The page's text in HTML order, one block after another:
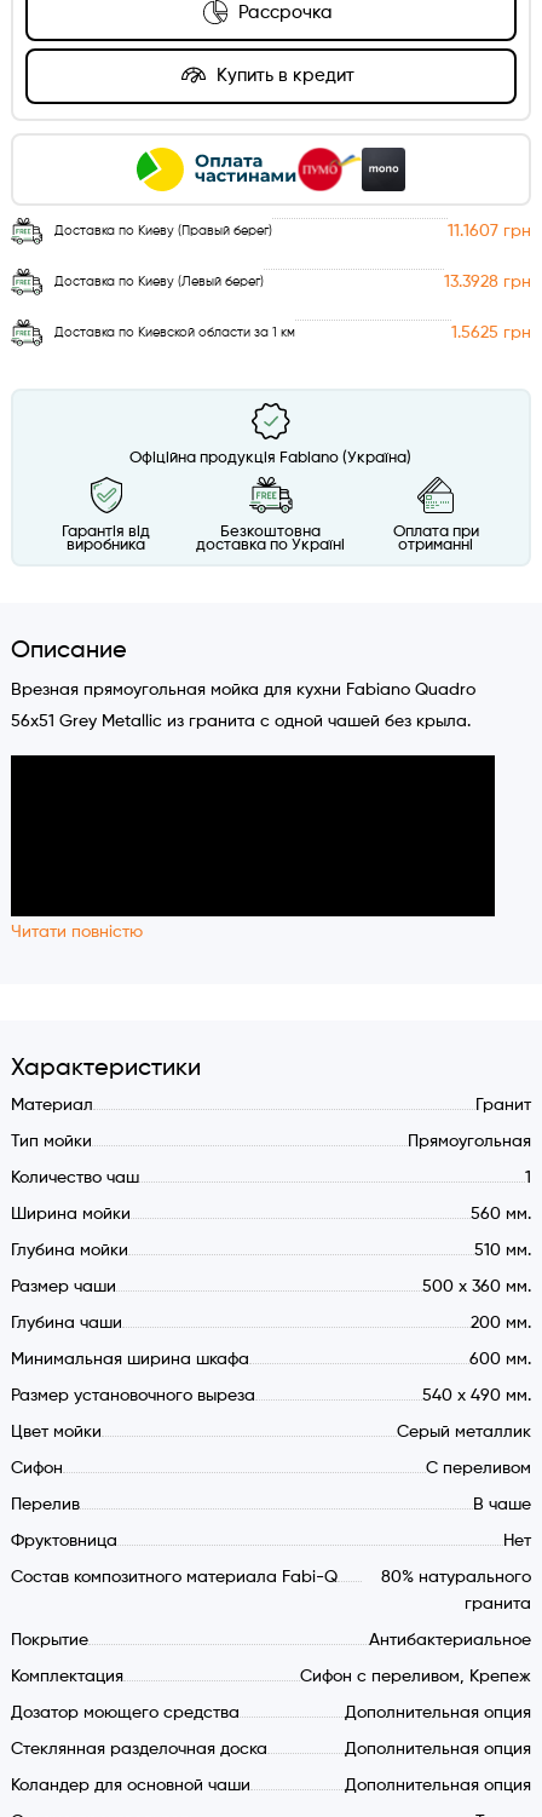
Рассрочка
Купить в кредит
Доставка по Киеву (Правый берег) 11.1607 грн
Доставка по Киеву (Левый берег) 13.3928 грн
Доставка по Киевской области за 1 км 1.5625 грн
Офіційна продукція Fabiano (Україна)
Гарантія від
виробника
Безкоштовна
доставка по Україні
Оплата при
отриманні
Описание
Врезная прямоугольная мойка для кухни Fabiano Quadro
56x51 Grey Metallic из гранита с одной чашей без крыла.
Обзор гранитной мойки
Данная модель изготовлена из прочного материала и
Мойка прямоугольной формы представлена в белом,
песочном, кремовом цвете и оттенках антрацит, титаниум,
эспрессо.
Читати повністю
Характеристики
Материал Гранит
Тип мойки Прямоугольная
Количество чаш 1
Ширина мойки 560 мм.
Глубина мойки 510 мм.
Размер чаши 500 x 360 мм.
Глубина чаши 200 мм.
Минимальная ширина шкафа 600 мм.
Размер установочного выреза 540 x 490 мм.
Цвет мойки Серый металлик
Cифон С переливом
Перелив В чаше
Фруктовница Нет
Состав композитного материала Fabi-Q
80% натурального
гранита
Покрытие Антибактериальное
Комплектация Сифон с переливом, Крепеж
Дозатор моющего средства Дополнительная опция
Стеклянная разделочная доска Дополнительная опция
Коландер для основной чаши Дополнительная опция